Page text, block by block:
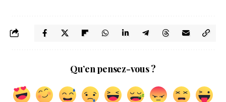
Qu’en pensez-vous ?